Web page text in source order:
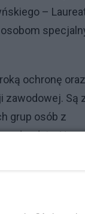
–
osobom
ochronę
zawodowej. Są
grup osób z